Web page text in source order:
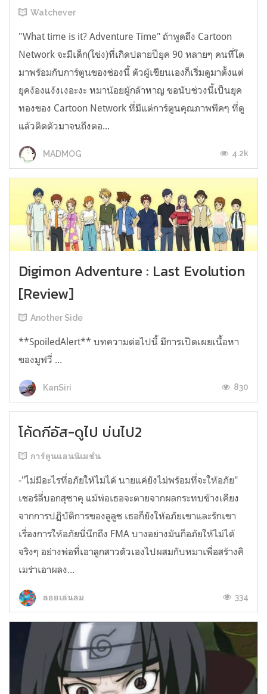
Watchever
"What time is it? Adventure Time" ถ้าพูดถึง Cartoon
Network จะมีเด็ก(โข่ง)ที่เกิดปลายปียุค 90 หลายๆ คนที่โต
มาพร้อมกับการ์ตูนของช่องนี้ ตัวผู้เขียนเองก็เริ่มดูมาตั้งแต่
ยุคง้องแง้งเงอะงะ หมาน้อยผู้กล้าหาญ ขอนับช่วงนี้เป็นยุค
ทองของ Cartoon Network ที่มีแต่การ์ตูนคุณภาพพีคๆ ที่ดู
แล้วติดตัวมาจนถึงตอ...
MADMOG 4.2k
Digimon Adventure : Last Evolution
[Review]
Another Side
**SpoiledAlert** บทความต่อไปนี้ มีการเปิดเผยเนื้อหา
ของมูฟวี่ ...
KanSiri 830
โค้ดกีอัส-ดูไป บ่นไป2
การ์ตูนแอนนิเมชั่น
-"ไม่มีอะไรที่อภัยให้ไม่ได้ นายแค่ยังไม่พร้อมที่จะให้อภัย"
เชอร์ลี่บอกสุซาคุ แม้พ่อเธอจะตายจากผลกระทบข้างเคียง
จากการปฏิบัติการของลูลูช เธอก็ยังให้อภัยเขาและรักเขา
เรื่องการให้อภัยนี่นึกถึง FMA บางอย่างมันก็อภัยให้ไม่ได้
จริงๆ อย่างพ่อที่เอาลูกสาวตัวเองไปผสมกับหมาเพื่อสร้างคิ
เมร่าเอาผลง...
ลอยเล่นลม 334